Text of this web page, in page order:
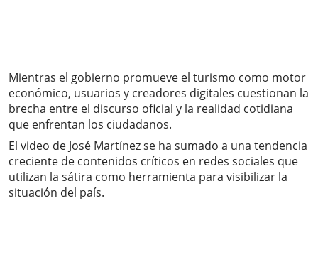
Mientras el gobierno promueve el turismo como motor
económico, usuarios y creadores digitales cuestionan la
brecha entre el discurso oficial y la realidad cotidiana
que enfrentan los ciudadanos.
El video de José Martínez se ha sumado a una tendencia
creciente de contenidos críticos en redes sociales que
utilizan la sátira como herramienta para visibilizar la
situación del país.